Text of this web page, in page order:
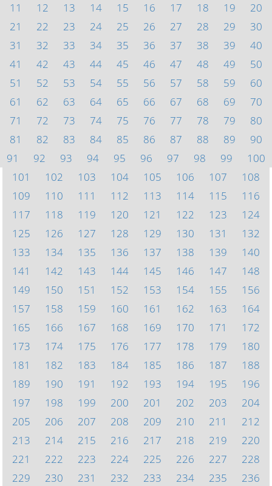
11
12 13 14 15 16 17 18 19
20
21
22 23 24 25 26 27 28 29
30
31
32 33 34 35 36 37 38 39
40
41
42 43 44 45 46 47 48 49
50
51
52 53 54 55 56 57 58 59
60
61
62 63 64 65 66 67 68 69
70
71
72 73 74 75 76 77 78 79
80
81
82 83 84 85 86 87 88 89
90
91
92 93 94 95 96 97 98 99
100
101
102 103 104 105 106 107
108
109
110 111 112 113 114 115
116
117
118 119 120 121 122 123
124
125
126 127 128 129 130 131
132
133
134 135 136 137 138 139
140
141
142 143 144 145 146 147
148
149
150 151 152 153 154 155
156
157
158 159 160 161 162 163
164
165
166 167 168 169 170 171
172
173
174 175 176 177 178 179
180
181
182 183 184 185 186 187
188
189
190 191 192 193 194 195
196
197
198 199 200 201 202 203
204
205
206 207 208 209 210 211
212
213
214 215 216 217 218 219
220
221
222 223 224 225 226 227
228
229
230 231 232 233 234 235
236